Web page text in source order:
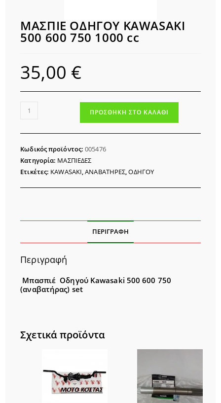
ΜΑΣΠΙΕ ΟΔΗΓΟΥ KAWASAKI
500 600 750 1000 cc
35,00 €
ΜΑΣΠΙΕ
KAWASAKI
500
600
750
ΠΡΟΣΘΉΚΗ ΣΤΟ ΚΑΛΆΘΙ
Κωδικός προϊόντος:005476
Κατηγορία: ΜΑΣΠΙΕΔΕΣ
Ετικέτες: KAWASAKI,ΑΝΑΒΑΤΗΡΕΣ,ΟΔΗΓΟΥ
ΠΕΡΙΓΡΑΦΉ
Περιγραφή
Μπασπιέ Οδηγού Kawasaki 500 600 750
(αναβατήρας) set
Σχετικά προϊόντα